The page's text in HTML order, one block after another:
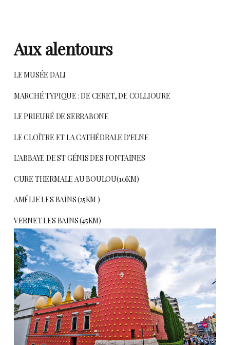
Aux alentours
LE MUSÉE DALI
MARCHÉ TYPIQUE : DE CERET, DE COLLIOURE
LE PRIEURÉ DE SERRABONE
LE CLOÎTRE ET LA CATHÉDRALE D'ELNE
L'ABBAYE DE ST GÉNIS DES FONTAINES
CURE THERMALE AU BOULOU(10KM)
AMÉLIE LES BAINS (25KM )
VERNET LES BAINS (45KM)